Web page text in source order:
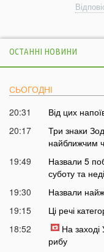
ОСТАННІ НОВИНИ
СЬОГОДНІ
20:31
Від цих
20:17
Три знаки
найближчим
19:49
Назвали 5
суботу та
19:30
Назвали
19:15
Ці речі
18:52
На заході
рибу